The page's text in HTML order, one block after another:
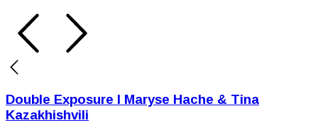
Double Exposure I Maryse Hache & Tina
Kazakhishvili